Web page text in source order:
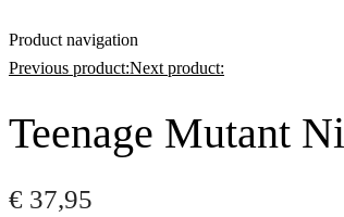
Product navigation
Previous product:Next product:
Teenage Mutant
€ 37,95